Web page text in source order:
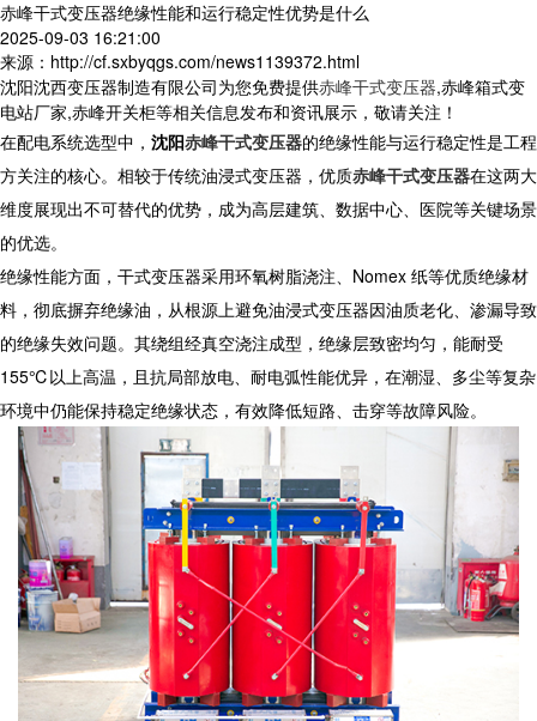
赤峰干式变压器绝缘性能和运行稳定性优势是什么
2025-09-03 16:21:00
来源：http://cf.sxbyqgs.com/news1139372.html
沈阳沈西变压器制造有限公司为您免费提供赤峰干式变压器,赤峰箱式变
电站厂家,赤峰开关柜等相关信息发布和资讯展示，敬请关注！
在配电系统选型中， 沈阳赤峰干式变压器的绝缘性能与运行稳定性是工程
方关注的核心。相较于传统油浸式变压器，优质赤峰干式变压器在这两大
维度展现出不可替代的优势，成为高层建筑、数据中心、医院等关键场景
的优选。​
绝缘性能方面， 干式变压器采用环氧树脂浇注、Nomex 纸等优质绝缘材
料，彻底摒弃绝缘油，从根源上避免油浸式变压器因油质老化、渗漏导致
的绝缘失效问题。其绕组经真空浇注成型，绝缘层致密均匀，能耐受
155℃以上高温，且抗局部放电、耐电弧性能优异，在潮湿、多尘等复杂
环境中仍能保持稳定绝缘状态，有效降低短路、击穿等故障风险。​